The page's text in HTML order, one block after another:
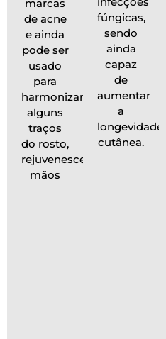
marcas
de acne
e ainda
pode ser
usado
para
harmonizar
alguns
traços
do rosto,
rejuvenescer
mãos
fúngicas,
sendo
ainda
capaz
de
aumentar
a
longevidade
cutânea.